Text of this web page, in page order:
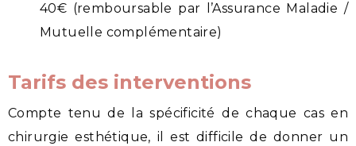
40€ (remboursable par l’Assurance Maladie /
Mutuelle complémentaire)
Tarifs des interventions
Compte tenu de la spécificité de chaque cas en
chirurgie esthétique, il est difficile de donner un